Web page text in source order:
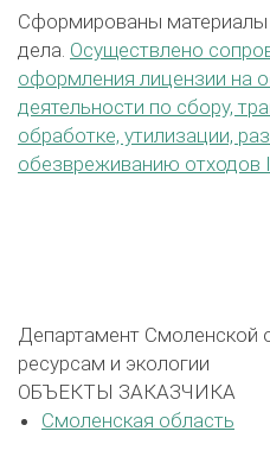
Сформированы материалы
дела. Осуществлено
оформления лицензии на
деятельности по сбору,
обработке, утилизации,
обезвреживанию отходов
Департамент Смоленской
ресурсам и экологии
ОБЪЕКТЫ ЗАКАЗЧИКА
Смоленская область